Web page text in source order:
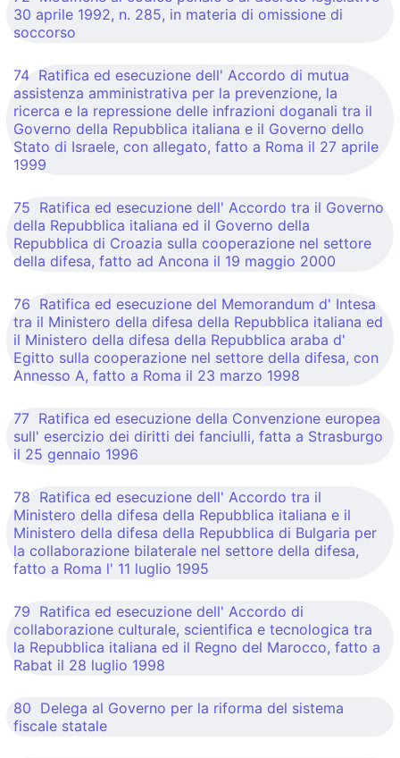
30 aprile 1992, n. 285, in materia di omissione di
soccorso
74 Ratifica ed esecuzione dell' Accordo di mutua
assistenza amministrativa per la prevenzione, la
ricerca e la repressione delle infrazioni doganali tra il
Governo della Repubblica italiana e il Governo dello
Stato di Israele, con allegato, fatto a Roma il 27 aprile
1999
75 Ratifica ed esecuzione dell' Accordo tra il Governo
della Repubblica italiana ed il Governo della
Repubblica di Croazia sulla cooperazione nel settore
della difesa, fatto ad Ancona il 19 maggio 2000
76 Ratifica ed esecuzione del Memorandum d' Intesa
tra il Ministero della difesa della Repubblica italiana ed
il Ministero della difesa della Repubblica araba d'
Egitto sulla cooperazione nel settore della difesa, con
Annesso A, fatto a Roma il 23 marzo 1998
77 Ratifica ed esecuzione della Convenzione europea
sull' esercizio dei diritti dei fanciulli, fatta a Strasburgo
il 25 gennaio 1996
78 Ratifica ed esecuzione dell' Accordo tra il
Ministero della difesa della Repubblica italiana e il
Ministero della difesa della Repubblica di Bulgaria per
la collaborazione bilaterale nel settore della difesa,
fatto a Roma l' 11 luglio 1995
79 Ratifica ed esecuzione dell' Accordo di
collaborazione culturale, scientifica e tecnologica tra
la Repubblica italiana ed il Regno del Marocco, fatto a
Rabat il 28 luglio 1998
80 Delega al Governo per la riforma del sistema
fiscale statale